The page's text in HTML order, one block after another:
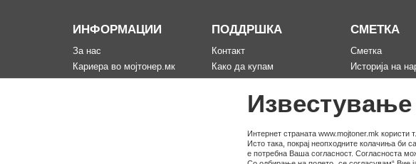
Интернет страната www.mojtoner.mk користи
Исто така, покрај неопходните колачиња би
е потребна Ваша согласност. Согласноста
ИНФОРМАЦИИ
За нас
Кариера во мојтонер.мк
Информации за испорака
ПОДДРШКА
Контакт
Како да купам
Рекламација за производ
Мапа на сајтот
СМЕТКА
Сметка
Историја на
Омилени